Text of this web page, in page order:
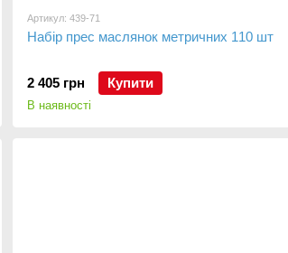
Артикул: 439-71
Набір прес маслянок метричних 110 шт
2 405 грн Купити
В наявності